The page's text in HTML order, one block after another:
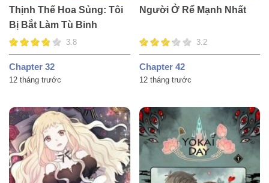
Thịnh Thế Hoa Sủng: Tôi
Bị Bắt Làm Tù Binh
3.8
Chapter 32
12 tháng trước
Người Ở Rể Mạnh Nhất
3.2
Chapter 42
12 tháng trước